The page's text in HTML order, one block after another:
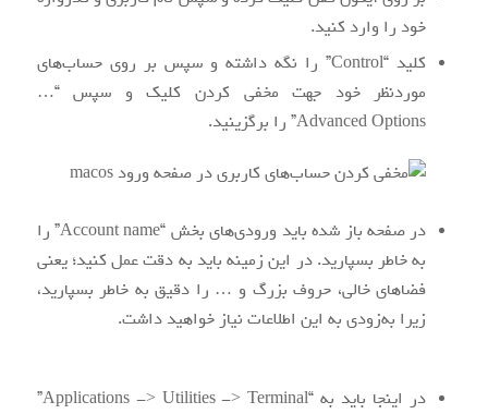
خود را وارد کنید.
کلید “Control” را نگه داشته و سپس بر روی حساب‌های
موردنظر خود جهت مخفی کردن کلیک و سپس “…
Advanced Options” را برگزینید.
در صفحه باز شده باید ورودی‌های بخش “Account name” را
به خاطر بسپارید. در این زمینه باید به دقت عمل کنید؛ یعنی
فضاهای خالی، حروف بزرگ و … را دقیق به خاطر بسپارید،
زیرا به‌زودی به این اطلاعات نیاز خواهید داشت.
در اینجا باید به “Applications -> Utilities -> Terminal”